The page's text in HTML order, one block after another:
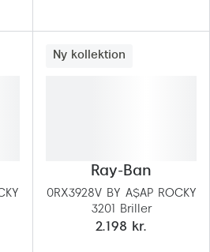
Ny kollektion
Ray-Ban
0RX3928V BY A$AP ROCKY
3201 Briller
2.198 kr.